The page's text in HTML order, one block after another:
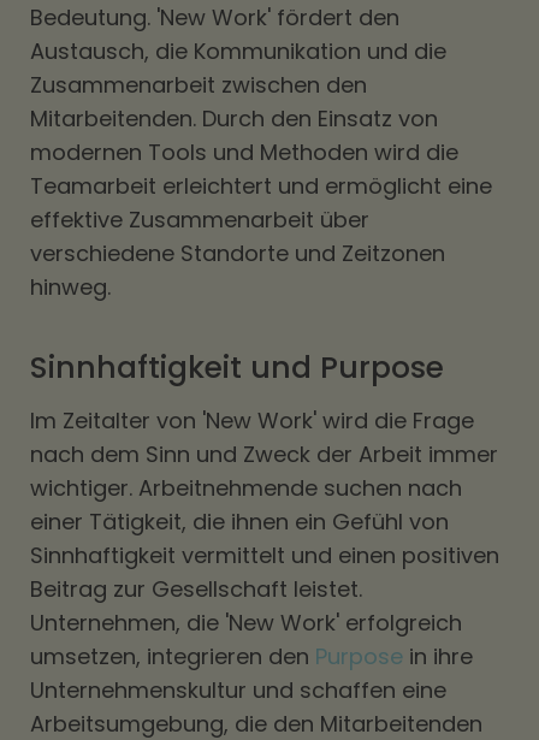
Bedeutung. 'New Work' fördert den
Austausch, die Kommunikation und die
Zusammenarbeit zwischen den
Mitarbeitenden. Durch den Einsatz von
modernen Tools und Methoden wird die
Teamarbeit erleichtert und ermöglicht eine
effektive Zusammenarbeit über
verschiedene Standorte und Zeitzonen
hinweg.
Sinnhaftigkeit und Purpose
Im Zeitalter von 'New Work' wird die Frage
nach dem Sinn und Zweck der Arbeit immer
wichtiger. Arbeitnehmende suchen nach
einer Tätigkeit, die ihnen ein Gefühl von
Sinnhaftigkeit vermittelt und einen positiven
Beitrag zur Gesellschaft leistet.
Unternehmen, die 'New Work' erfolgreich
umsetzen, integrieren den Purpose in ihre
Unternehmenskultur und schaffen eine
Arbeitsumgebung, die den Mitarbeitenden